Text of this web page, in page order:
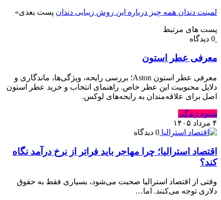
لمینت دندان همه چیز درباره این روش زیبایی دندان پست بعدی»
پست های مرتبط
0 دیدگاه
معرفی عطر استون
معرفی عطر استون Aston؛ بررسی رایحه، ویژگی‌ها، ماندگاری و
دلایل محبوبیت این عطر خاص. راهنمای انتخاب و خرید عطر استون
اصل برای علاقه‌مندان به رایحه‌های لوکس.
شیوه زندگی
۴ مرداد ۱۴۰۵
0 دیدگاه
اقتصاد استرالیا⁠؛ چرا مهاجر باید فراتر از نرخ درآمد نگاه
کند⁠؟‏
وقتی از اقتصاد استرالیا صحبت می‌شود⁠، بسیاری فقط به حقوق
دلاری توجه می‌کنند⁠.‏ اما…